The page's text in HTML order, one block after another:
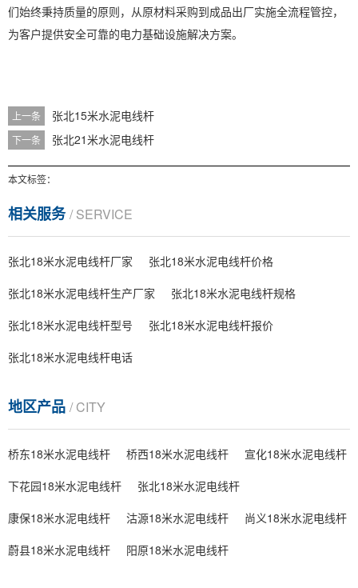
们始终秉持质量的原则，从原材料采购到成品出厂实施全流程管控，
为客户提供安全可靠的电力基础设施解决方案。
上一条 张北15米水泥电线杆
下一条 张北21米水泥电线杆
本文标签：
相关服务/ SERVICE
张北18米水泥电线杆厂家
张北18米水泥电线杆价格
张北18米水泥电线杆生产厂家
张北18米水泥电线杆规格
张北18米水泥电线杆型号
张北18米水泥电线杆报价
张北18米水泥电线杆电话
地区产品 / CITY
桥东18米水泥电线杆 桥西18米水泥电线杆
宣化18米水泥电线杆
下花园18米水泥电线杆
张北18米水泥电线杆
康保18米水泥电线杆
沽源18米水泥电线杆
尚义18米水泥电线杆
蔚县18米水泥电线杆
阳原18米水泥电线杆